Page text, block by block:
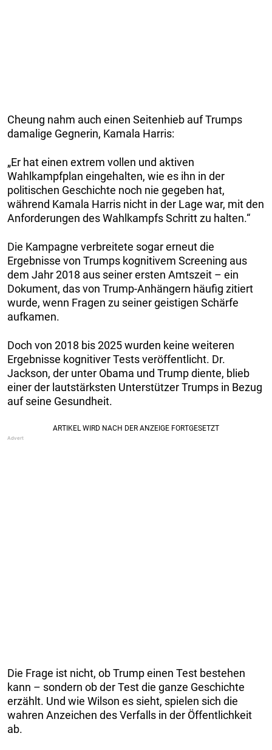
Cheung nahm auch einen Seitenhieb auf Trumps
damalige Gegnerin, Kamala Harris:
„Er hat einen extrem vollen und aktiven
Wahlkampfplan eingehalten, wie es ihn in der
politischen Geschichte noch nie gegeben hat,
während Kamala Harris nicht in der Lage war, mit den
Anforderungen des Wahlkampfs Schritt zu halten.“
Die Kampagne verbreitete sogar erneut die
Ergebnisse von Trumps kognitivem Screening aus
dem Jahr 2018 aus seiner ersten Amtszeit – ein
Dokument, das von Trump-Anhängern häufig zitiert
wurde, wenn Fragen zu seiner geistigen Schärfe
aufkamen.
Doch von 2018 bis 2025 wurden keine weiteren
Ergebnisse kognitiver Tests veröffentlicht. Dr.
Jackson, der unter Obama und Trump diente, blieb
einer der lautstärksten Unterstützer Trumps in Bezug
auf seine Gesundheit.
Die Frage ist nicht, ob Trump einen Test bestehen
kann – sondern ob der Test die ganze Geschichte
erzählt. Und wie Wilson es sieht, spielen sich die
wahren Anzeichen des Verfalls in der Öffentlichkeit
ab.